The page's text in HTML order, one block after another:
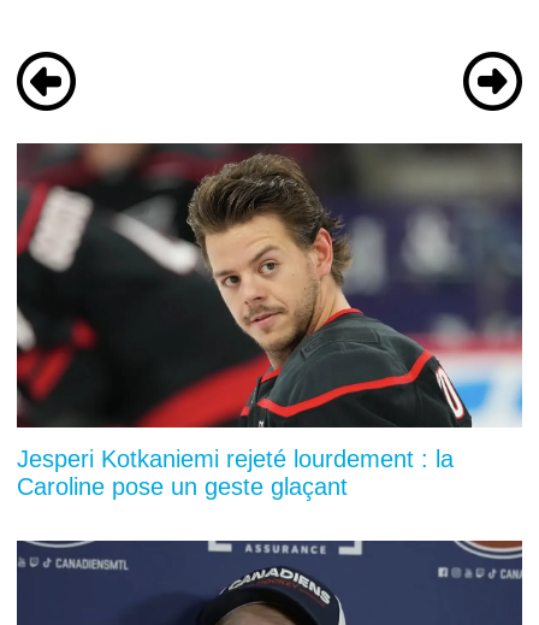
Jesperi Kotkaniemi rejeté lourdement : la
Caroline pose un geste glaçant